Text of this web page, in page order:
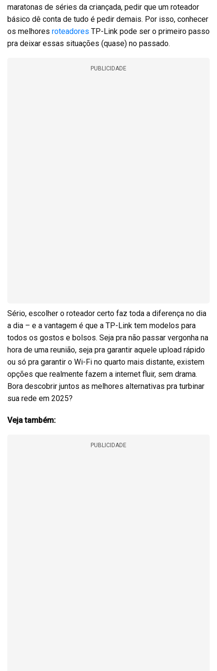
maratonas de séries da criançada, pedir que um roteador
básico dê conta de tudo é pedir demais. Por isso, conhecer
os melhores roteadores TP-Link pode ser o primeiro passo
pra deixar essas situações (quase) no passado.
PUBLICIDADE
Sério, escolher o roteador certo faz toda a diferença no dia
a dia – e a vantagem é que a TP-Link tem modelos para
todos os gostos e bolsos. Seja pra não passar vergonha na
hora de uma reunião, seja pra garantir aquele upload rápido
ou só pra garantir o Wi-Fi no quarto mais distante, existem
opções que realmente fazem a internet fluir, sem drama.
Bora descobrir juntos as melhores alternativas pra turbinar
sua rede em 2025?
Veja também:
PUBLICIDADE